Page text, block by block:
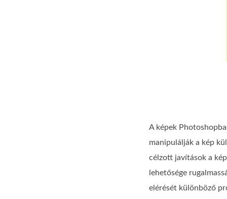
A képek
manipulálják a kép
célzott javítások a
lehetősége
elérését különböző